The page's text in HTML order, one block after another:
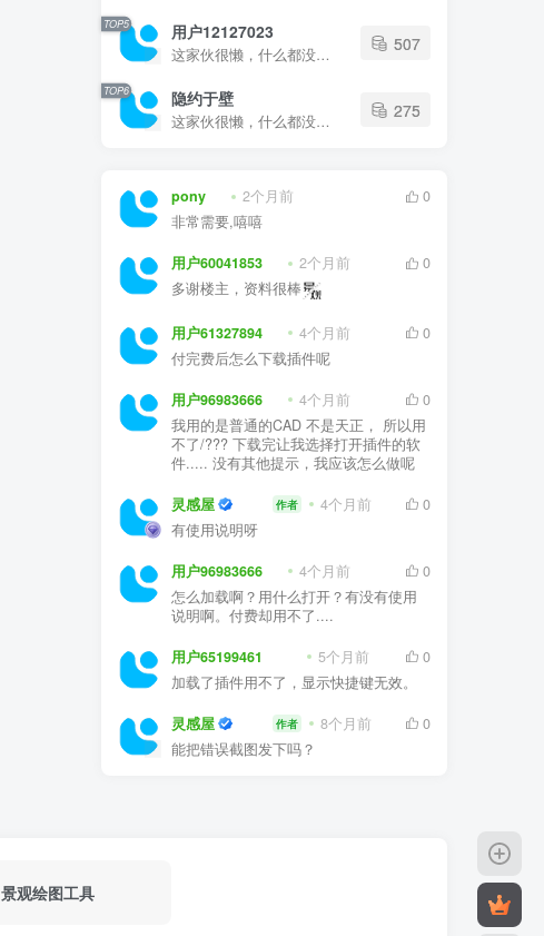
TOP5 用户12127023
这家伙很懒，什么都没有写...
507
TOP6 隐约于壁
这家伙很懒，什么都没有写...
275
pony 2个月前
0
非常需要,嘻嘻
用户60041853 2个月前
0
多谢楼主，资料很棒
用户61327894 4个月前
0
付完费后怎么下载插件呢
用户96983666 4个月前
0
我用的是普通的CAD 不是天正， 所以用
不了/??? 下载完让我选择打开插件的软
件..... 没有其他提示，我应该怎么做呢
灵感屋 作者 4个月前
0
有使用说明呀
用户96983666 4个月前
0
怎么加载啊？用什么打开？有没有使用
说明啊。付费却用不了....
用户65199461 5个月前
0
加载了插件用不了，显示快捷键无效。
灵感屋 作者 8个月前
0
能把错误截图发下吗？
景观绘图工具